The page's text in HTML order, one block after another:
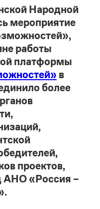
–
–
на
в
и